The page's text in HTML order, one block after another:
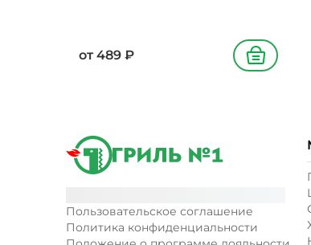
от 489 ₽ В корзину
Пользовательское соглашение
Политика конфиденциальности